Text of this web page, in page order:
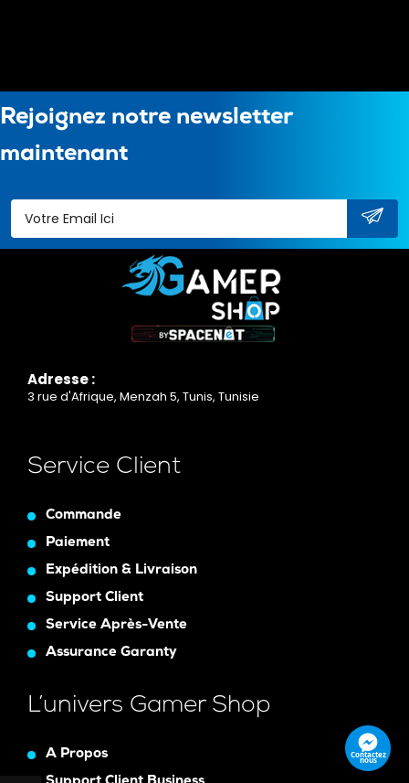
Rejoignez notre newsletter
maintenant
Adresse :
3 rue d'Afrique, Menzah 5, Tunis, Tunisie
Service Client
Commande
Paiement
Expédition & Livraison
Support Client
Service Après-Vente
Assurance Garanty
L’univers Gamer Shop
A Propos
Contactez
nous